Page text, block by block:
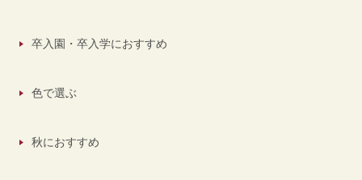
卒入園・卒入学におすすめ
色で選ぶ
秋におすすめ